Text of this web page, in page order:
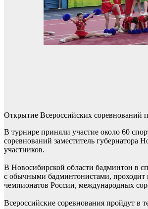
Открытие Всероссийских соревнований
В турнире приняли участие около 60
соревнований заместитель
участников.
В Новосибирской области бадминтон в
с обычными бадминтонистами, проходит
чемпионатов России, международных
Всероссийские соревнования пройдут в